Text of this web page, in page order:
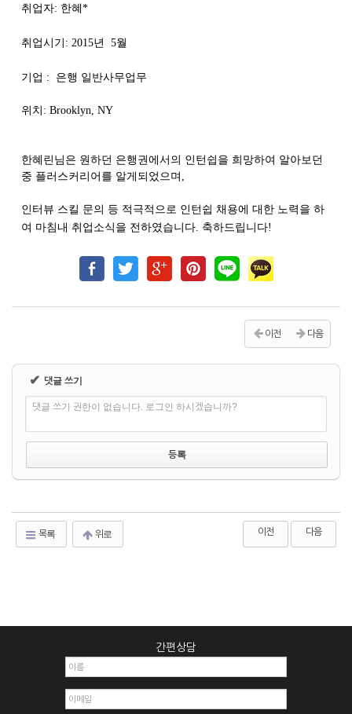
취업자: 한혜 *
취업시기 : 2015년 5월
기업 : 은행 일반사무업무
위치 : Brooklyn, NY
한혜린님은 원하던 은행권에서의 인턴쉽을 희망하여 알아보던
중 플러스커리어를 알게되었으며 ,
인터뷰 스킬 문의 등 적극적으로 인턴쉽 채용에 대한 노력을 하
여 마침내 취업 소식을 전하였습니다. 축하드립니다!
이전 다음
✔ 댓글 쓰기
댓글 쓰기 권한이 없습니다. 로그인 하시겠습니까?
목록 위로 이전 다음
간편상담